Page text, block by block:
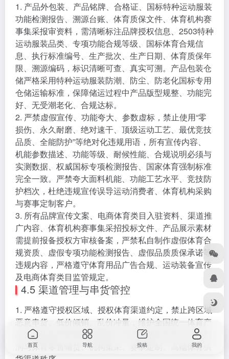
1. 产品外包装、产品铭牌、合格证、国标特种运动服装
功能检测报告、溯源台账、体育质保文件、体育机构赛
事集采报审资料，需清晰标注品牌授权信息、2503特种
运动服装品类、专项功能合规等级、国标体育合规信
息、执行标准编号、生产批次、生产日期、体育质保年
限、溯源编码，标识清晰可查、真实可溯。产品包装仓
储严格采用特种运动服装防潮、防尘、防老化国标专用
仓储运输标准，保障储运过程中产品版型规整、功能完
好、无受潮老化、合规达标。
2. 严禁虚假宣传、功能夸大、参数虚标，禁止使用“零
损伤、永久耐磨、绝对速干、顶级运动工艺、最优竞技
品质、全能防护”等绝对化违规用语，所有宣传内容、
机能参数描述、功能等级、耐候性能、合规说明必须与
实测数据、权威国标专项检测报告、国家体育强制标准
完全一致。严禁夸大面料机能、功能工艺水平、竞技防
护档次，杜绝违规宣传误导运动消费者、体育机构采购
与赛事定制客户。
3. 所有品牌宣传文案、电商体育类目入驻资料、渠道推
广内容、体育机构赛事集采招投标文件、产品展示素材
需提前报备授权方审核备案，严禁私自制作虚假体育合
规资质、虚假专项功能检测报告、虚假品质质保承诺等
违规内容，严格遵守体育用品广告合规、运动装备宣传
及电商体育类目监管规定。
4.5 渠道管理与串货管控
1. 严格遵守授权区域、授权体育渠道约定，禁止跨区域
恶意串货、低价倾销、乱价冲量，维护全国统一体育产
品价格体系与专业品牌形象，切实保障合作各方合理利
润与体育零售铺货、机构集采、赛事定制、高端体育供
首页 导航 投稿 我的